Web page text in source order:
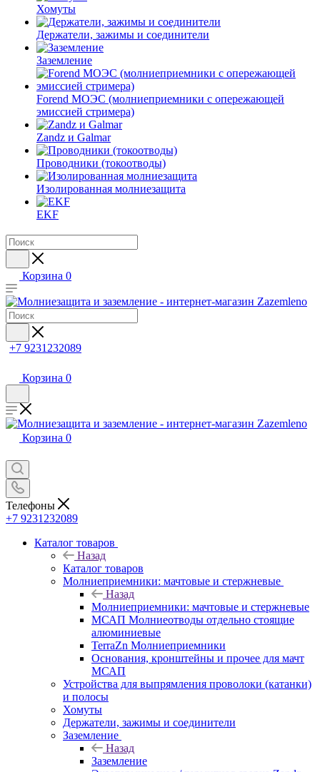
Хомуты
Держатели, зажимы и соединители
Заземление
Forend МОЭС (молниеприемники с опережающей
эмиссией стримера)
Zandz и Galmar
Проводники (токоотводы)
Изолированная молниезащита
EKF
Корзина 0
+7 9231232089
Корзина 0
Корзина 0
Телефоны
+7 9231232089
Каталог товаров
Назад
Каталог товаров
Молниеприемники: мачтовые и стержневые
Назад
Молниеприемники: мачтовые и стержневые
МСАП Молниеотводы отдельно стоящие
алюминиевые
TerraZn Молниеприемники
Основания, кронштейны и прочее для мачт
МСАП
Устройства для выпрямления проволоки (катанки)
и полосы
Хомуты
Держатели, зажимы и соединители
Заземление
Назад
Заземление